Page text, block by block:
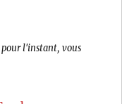
pour l'instant, vous